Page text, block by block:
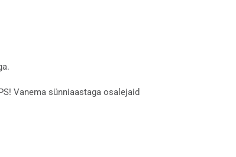
Vanema sünniaastaga osalejaid